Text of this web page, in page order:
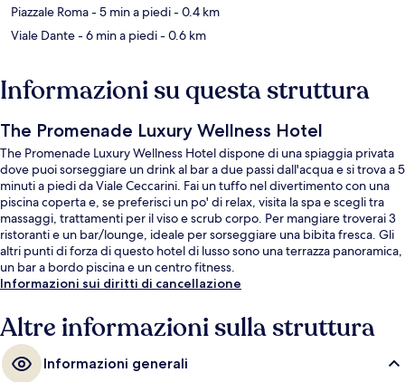
Piazzale Roma- 5 min a piedi- 0.4 km
Viale Dante- 6 min a piedi- 0.6 km
Informazioni su questa struttura
The Promenade Luxury Wellness Hotel
The Promenade Luxury Wellness Hotel dispone di una spiaggia privata
dove puoi sorseggiare un drink al bar a due passi dall'acqua e si trova a 5
minuti a piedi da Viale Ceccarini. Fai un tuffo nel divertimento con una
piscina coperta e, se preferisci un po' di relax, visita la spa e scegli tra
massaggi, trattamenti per il viso e scrub corpo. Per mangiare troverai 3
ristoranti e un bar/lounge, ideale per sorseggiare una bibita fresca. Gli
altri punti di forza di questo hotel di lusso sono una terrazza panoramica,
un bar a bordo piscina e un centro fitness.
Informazioni sui diritti di cancellazione
Altre informazioni sulla struttura
Informazioni generali